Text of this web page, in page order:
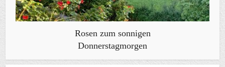
Rosen zum sonnigen
Donnerstagmorgen